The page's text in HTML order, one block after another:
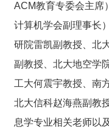
ACM教育专委会主席
计算机学会副理事长
研院雷凯副教授、北
副教授、北大地空学
工大何震宇教授、南
北大信科赵海燕副教
息学专业相关老师以